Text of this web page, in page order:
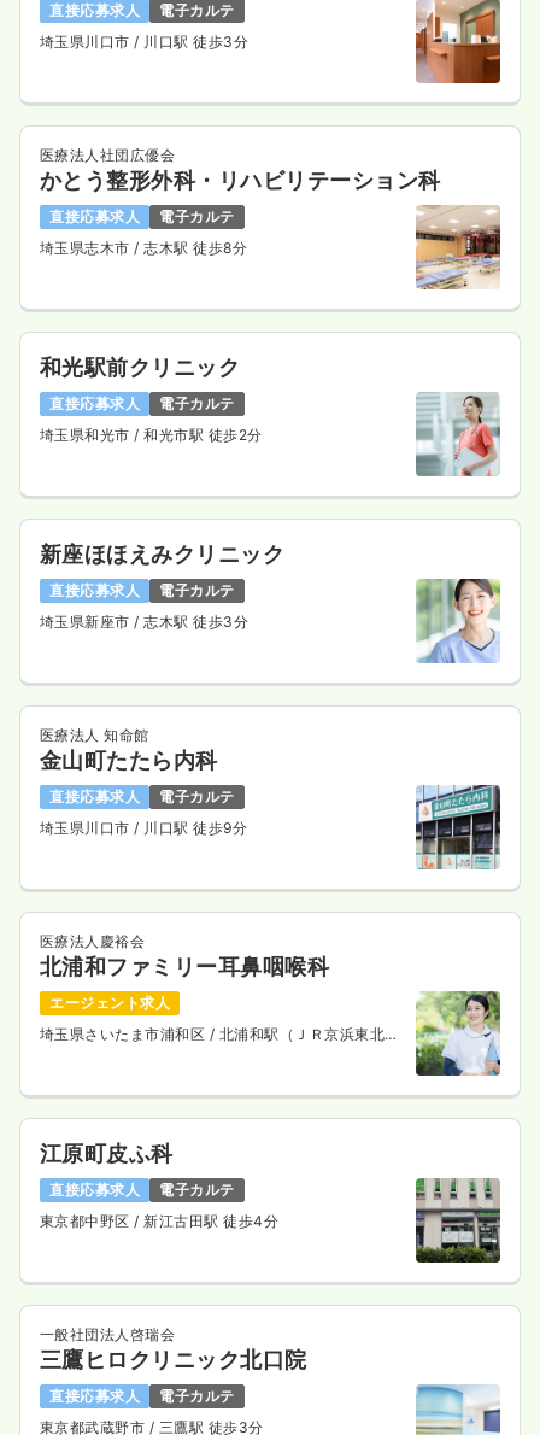
直接応募求人
電子カルテ
埼玉県川口市/ 川口駅 徒歩3分
医療法人社団広優会
かとう整形外科・リハビリテーション科
直接応募求人
電子カルテ
埼玉県志木市/ 志木駅 徒歩8分
和光駅前クリニック
直接応募求人
電子カルテ
埼玉県和光市/ 和光市駅 徒歩2分
新座ほほえみクリニック
直接応募求人
電子カルテ
埼玉県新座市/ 志木駅 徒歩3分
医療法人 知命館
金山町たたら内科
直接応募求人
電子カルテ
埼玉県川口市/ 川口駅 徒歩9分
医療法人慶裕会
北浦和ファミリー耳鼻咽喉科
エージェント求人
埼玉県さいたま市浦和区 / 北浦和駅（ＪＲ京浜東北
江原町皮ふ科
直接応募求人
電子カルテ
東京都中野区/ 新江古田駅 徒歩4分
一般社団法人啓瑞会
三鷹ヒロクリニック北口院
直接応募求人
電子カルテ
東京都武蔵野市 / 三鷹駅 徒歩3分